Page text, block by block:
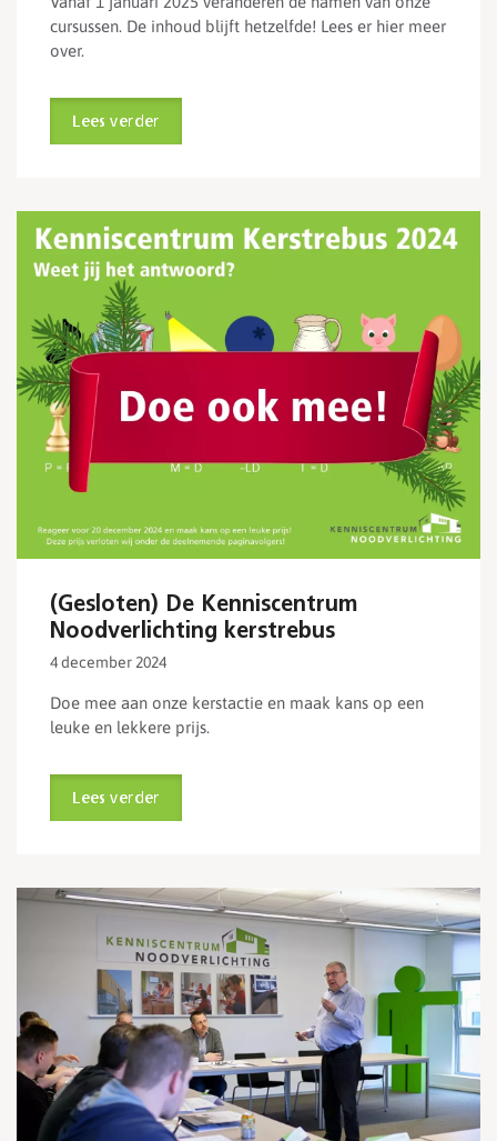
cursussen. De inhoud blijft hetzelfde! Lees er hier meer
over.
Lees verder
(Gesloten) De Kenniscentrum
Noodverlichting kerstrebus
4 december 2024
Doe mee aan onze kerstactie en maak kans op een
leuke en lekkere prijs.
Lees verder